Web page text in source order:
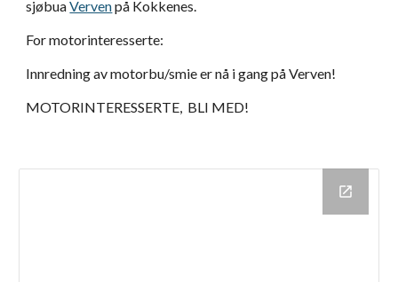
sjøbuaVervenpå Kokkenes.
For motorinteresserte:
Innredning av motorbu/smie er nå i gang på Verven!
MOTORINTERESSERTE, BLI MED!